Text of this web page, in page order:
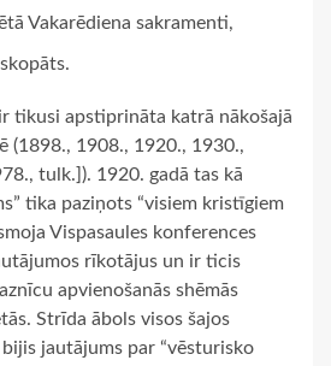
Vakarēdiena sakramenti,
tikusi apstiprināta katrā nākošajā
(1898., 1908., 1920., 1930.,
tulk.]). 1920. gadā tas kā
tika paziņots “visiem kristīgiem
Vispasaules konferences
rīkotājus un ir ticis
apvienošanās shēmās
Strīda ābols visos šajos
jautājums par “vēsturisko